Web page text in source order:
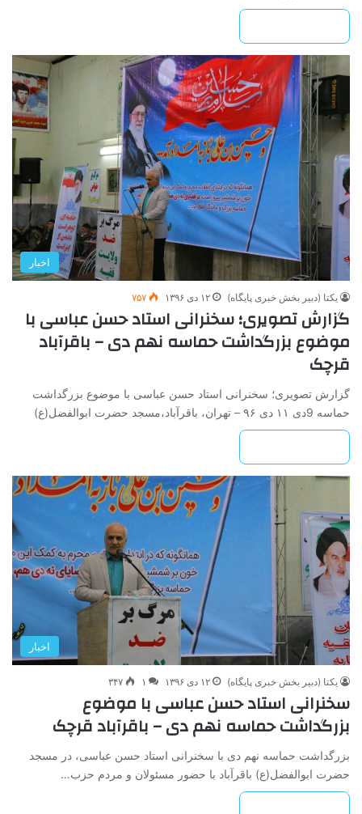
اخبار
یکتا (دبیر بخش خبری پایگاه) ۱۲ دی ۱۳۹۶ ۷۵۷
گزارش تصویری؛ سخنرانی استاد حسن عباسی با
موضوع بزرگداشت حماسه نهم دی – باقرآباد
قرچک
گزارش تصویری؛ سخنرانی استاد حسن عباسی با موضوع بزرگداشت
حماسه 9دی ۱۱ دی ۹۶ – تهران، باقرآباد،مسجد حضرت ابوالفضل(ع)
اخبار
یکتا (دبیر بخش خبری پایگاه) ۱۲ دی ۱۳۹۶ ۱ ۳۴۷
سخنرانی استاد حسن عباسی با موضوع
بزرگداشت حماسه نهم دی – باقرآباد قرچک
بزرگداشت حماسه نهم دی با سخنرانی استاد حسن عباسی، در مسجد
حضرت ابوالفضل(ع) باقرآباد با حضور مسئولان و مردم حزب…